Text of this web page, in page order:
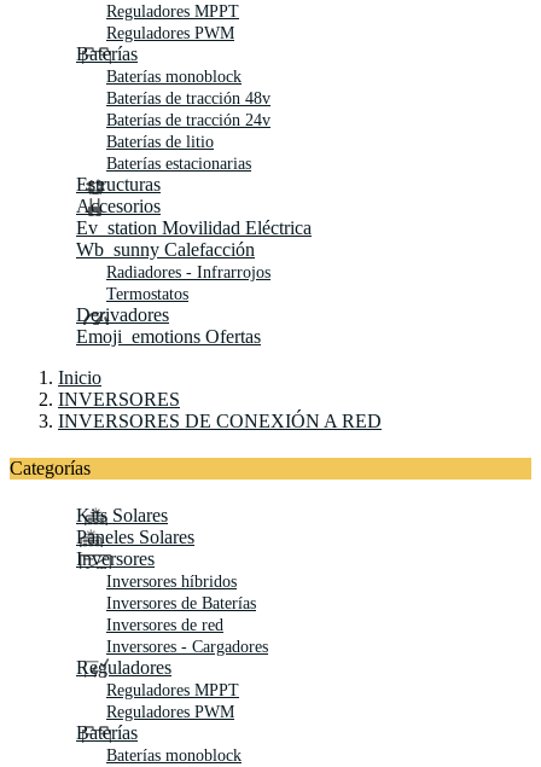
Reguladores MPPT
Reguladores PWM
Baterías
Baterías monoblock
Baterías de tracción 48v
Baterías de tracción 24v
Baterías de litio
Baterías estacionarias
Estructuras
Accesorios
Ev_station Movilidad Eléctrica
Wb_sunny Calefacción
Radiadores - Infrarrojos
Termostatos
Derivadores
Emoji_emotions Ofertas
Inicio
INVERSORES
INVERSORES DE CONEXIÓN A RED
Categorías
Kits Solares
Paneles Solares
Inversores
Inversores híbridos
Inversores de Baterías
Inversores de red
Inversores - Cargadores
Reguladores
Reguladores MPPT
Reguladores PWM
Baterías
Baterías monoblock